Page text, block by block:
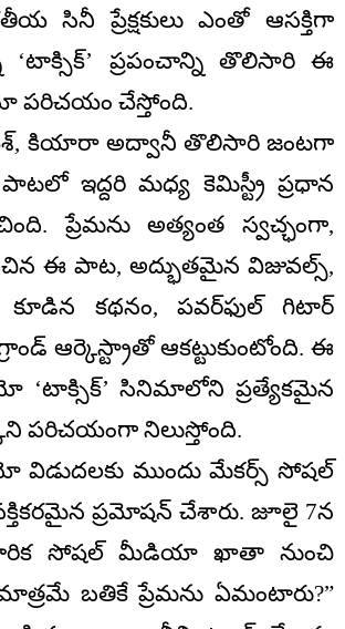
సినీ ప్రేక్షకులు ఎంతో ఆసక్తిగా
‘టాక్సిక్’ ప్రపంచాన్ని తొలిసారి ఈ
పరిచయం చేస్తోంది.
కియారా అద్వానీ తొలిసారి జంటగా
పాటలో ఇద్దరి మధ్య కెమిస్ట్రీ ప్రధాన
ప్రేమను అత్యంత స్వచ్ఛంగా,
ఈ పాట, అద్భుతమైన విజువల్స్,
కథనం, పవర్‌ఫుల్ గిటార్
ఆర్కెస్ట్రాతో ఆకట్టుకుంటోంది. ఈ
‘టాక్సిక్’ సినిమాలోని ప్రత్యేకమైన
పరిచయంగా నిలుస్తోంది.
ముందు మేకర్స్ సోషల్
ప్రమోషన్ చేశారు. జూలై 7న
సోషల్ మీడియా ఖాతా నుంచి
బతికే ప్రేమను ఏమంటారు?”